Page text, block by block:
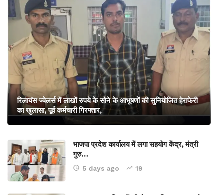
रिलायंस ज्वेलर्स में लाखों रुपये के सोने के आभूषणों की सुनियोजित हेराफेरी
का खुलासा, पूर्व कर्मचारी गिरफ्तार,
भाजपा प्रदेश कार्यालय में लगा सहयोग केंद्र, मंत्री
गुरु…
5 days ago 19